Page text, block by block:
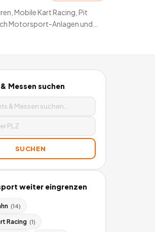
Mobile Kart Racing, Pit
Motorsport-Anlagen und
Messen suchen
SUCHEN
weiter eingrenzen
(14)
Racing (1)